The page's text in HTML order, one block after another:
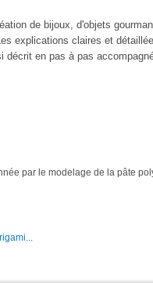
de bijoux, d'objets
explications claires et
en pas à pas
par le modelage de la pâte